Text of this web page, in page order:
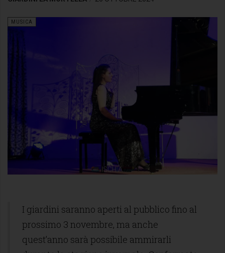
MUSICA
I giardini saranno aperti al pubblico fino al
prossimo 3 novembre, ma anche
quest’anno sarà possibile ammirarli